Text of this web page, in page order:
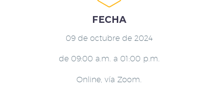
FECHA
09 de octubre de 2024
de 09:00 a.m. a 01:00 p.m.
Online, vía Zoom.